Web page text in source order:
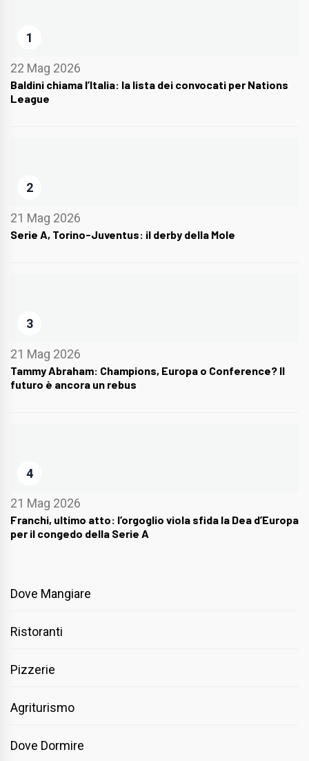
1
22 Mag 2026
Baldini chiama l’Italia: la lista dei convocati per Nations
League
2
21 Mag 2026
Serie A, Torino-Juventus: il derby della Mole
3
21 Mag 2026
Tammy Abraham: Champions, Europa o Conference? Il
futuro è ancora un rebus
4
21 Mag 2026
Franchi, ultimo atto: l’orgoglio viola sfida la Dea d’Europa
per il congedo della Serie A
Dove Mangiare
Ristoranti
Pizzerie
Agriturismo
Dove Dormire